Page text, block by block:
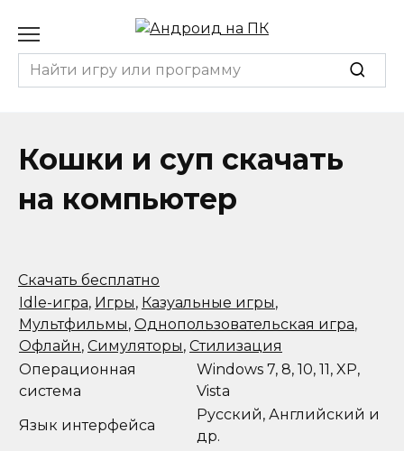
содержанию
Search
for:
Кошки и суп скачать
на компьютер
Скачать бесплатно
Idle-игра, Игры, Казуальные игры,
Мультфильмы, Однопользовательская игра,
Офлайн, Симуляторы, Стилизация
Операционная
система
Windows 7, 8, 10, 11, XP,
Vista
Язык интерфейса
Русский, Английский и
др.